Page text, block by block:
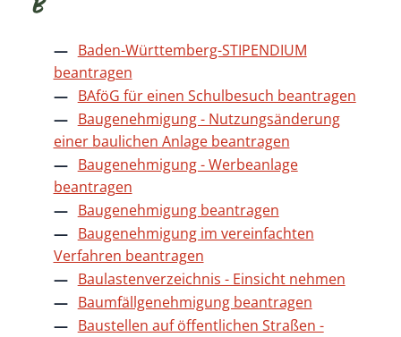
B
Baden-Württemberg-STIPENDIUM
beantragen
BAföG für einen Schulbesuch beantragen
Baugenehmigung - Nutzungsänderung
einer baulichen Anlage beantragen
Baugenehmigung - Werbeanlage
beantragen
Baugenehmigung beantragen
Baugenehmigung im vereinfachten
Verfahren beantragen
Baulastenverzeichnis - Einsicht nehmen
Baumfällgenehmigung beantragen
Baustellen auf öffentlichen Straßen -